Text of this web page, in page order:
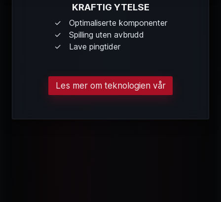
KRAFTIG YTELSE
Optimaliserte komponenter
Spilling uten avbrudd
Lave pingtider
Les mer om teknologien vår